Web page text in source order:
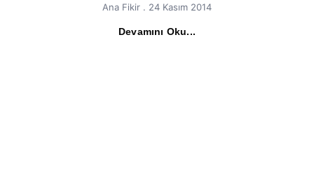
Ana Fikir 24 Kasım 2014
Devamını Oku...